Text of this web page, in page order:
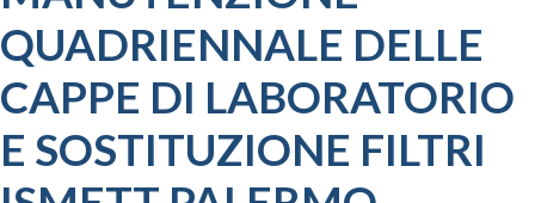
QUADRIENNALE DELLE
CAPPE DI LABORATORIO
E SOSTITUZIONE FILTRI